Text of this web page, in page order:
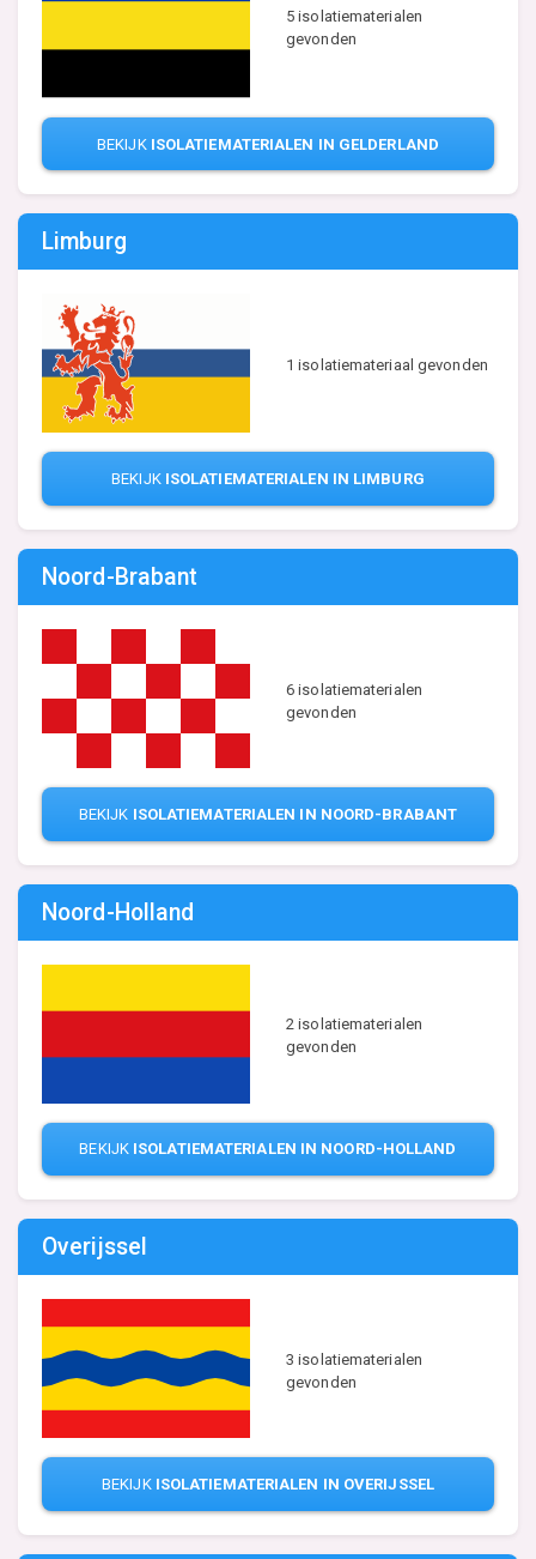
5 isolatiematerialen
gevonden
BEKIJK ISOLATIEMATERIALEN IN GELDERLAND
Limburg
1 isolatiemateriaal gevonden
BEKIJK ISOLATIEMATERIALEN IN LIMBURG
Noord-Brabant
6 isolatiematerialen
gevonden
BEKIJK ISOLATIEMATERIALEN IN NOORD-BRABANT
Noord-Holland
2 isolatiematerialen
gevonden
BEKIJK ISOLATIEMATERIALEN IN NOORD-HOLLAND
Overijssel
3 isolatiematerialen
gevonden
BEKIJK ISOLATIEMATERIALEN IN OVERIJSSEL